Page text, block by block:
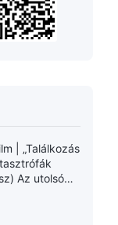
egész
dicsőíti Őt
romlott
(Dicsérő
| „Találkozás
Az utolsó